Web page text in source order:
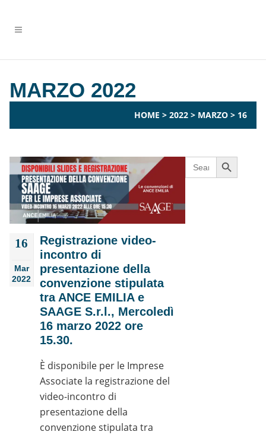
MARZO 2022
HOME > 2022 > MARZO > 16
16
Mar
2022
Registrazione video-
incontro di
presentazione della
convenzione stipulata
tra ANCE EMILIA e
SAAGE S.r.l., Mercoledì
16 marzo 2022 ore
15.30.
È disponibile per le Imprese
Associate la registrazione del
video-incontro di
presentazione della
convenzione stipulata tra
Search
for:
Search Button